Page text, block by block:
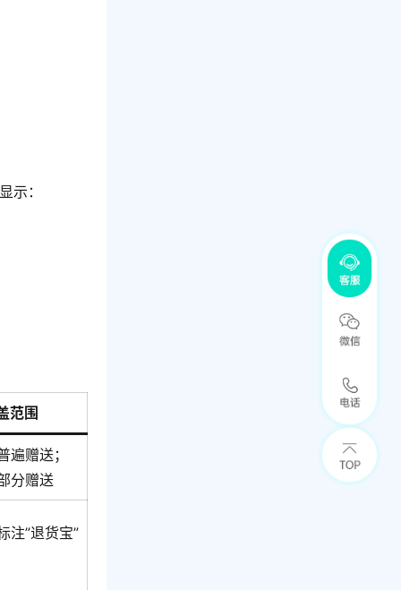
示：
范围
遍赠送；
分赠送
注”退货宝”